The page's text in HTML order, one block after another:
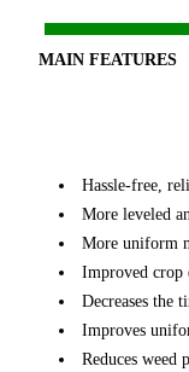
MAIN FEATURES
Hassle-free,
More leveled
More uniform
Improved crop
Decreases the
Improves
Reduces weed